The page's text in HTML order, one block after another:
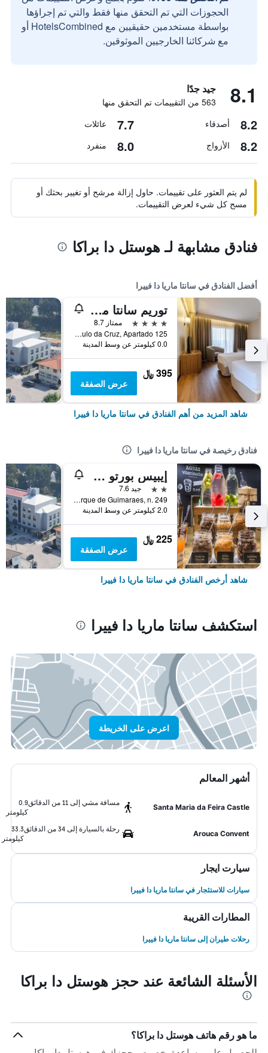
الحجوزات التي تم التحقق منها فقط والتي تم إجراؤها
بواسطة مستخدمين حقيقيين مع HotelsCombined أو
مع شركائنا الخارجيين الموثوقين.
8.1 جيد جدًا
563 من التقييمات تم التحقق منها
8.2 أصدقاء 7.7 عائلات
8.2 الأزواج 8.0 منفرد
لم يتم العثور على تقييمات. حاول إزالة مرشح أو تغيير بحثك أو
مسح كل شيء لعرض التقييمات.
فنادق مشابهة لـ هوستل دا براكا
أفضل الفنادق في سانتا ماريا دا فييرا
توريم سانتا ماريا دا فيرا هوتل
4 نجوم
ممتاز 8.7
Rua Sao Paulo da Cruz, Apartado 125, سانتا ماريا دا فييرا, محافظة أفييرو, البرتغال
0.0 كيلومتر عن وسط المدينة
395 ﷼
عرض الصفقة
شاهد المزيد من أهم الفنادق في سانتا ماريا دا فييرا
فنادق رخيصة في سانتا ماريا دا فييرا
إيبيس بورتو سول يوروباركيو
2 نجمتين
جيد 7.6
Espargo Europarque de Guimaraes, n. 249, سانتا ماريا دا فييرا, محافظة أفييرو, البرتغال
2.0 كيلومتر عن وسط المدينة
225 ﷼
عرض الصفقة
شاهد أرخص الفنادق في سانتا ماريا دا فييرا
استكشف سانتا ماريا دا فييرا
اعرض على الخريطة
أشهر المعالم
Santa Maria da Feira Castle
مسافة مشي إلى 11 من الدقائق
0.9
كيلومتر
Arouca Convent
رحلة بالسيارة إلى 34 من الدقائق
33.3
كيلومتر
سيارت ايجار
سيارات للاستئجار في سانتا ماريا دا فييرا
المطارات القريبة
رحلات طيران إلى سانتا ماريا دا فييرا
الأسئلة الشائعة عند حجز هوستل دا براكا
ما هو رقم هاتف هوستل دا براكا؟